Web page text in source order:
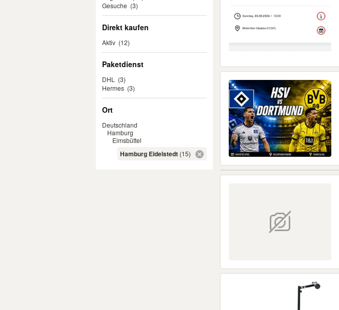
Gesuche (3)
Direkt kaufen
Aktiv (12)
Paketdienst
DHL
(3)
Hermes (3)
Ort
Deutschland
Hamburg
Eimsbüttel
Hamburg Eidelstedt (15)